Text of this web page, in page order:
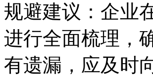
规避建议‌：企业
进行全面梳理，
有遗漏，应及时